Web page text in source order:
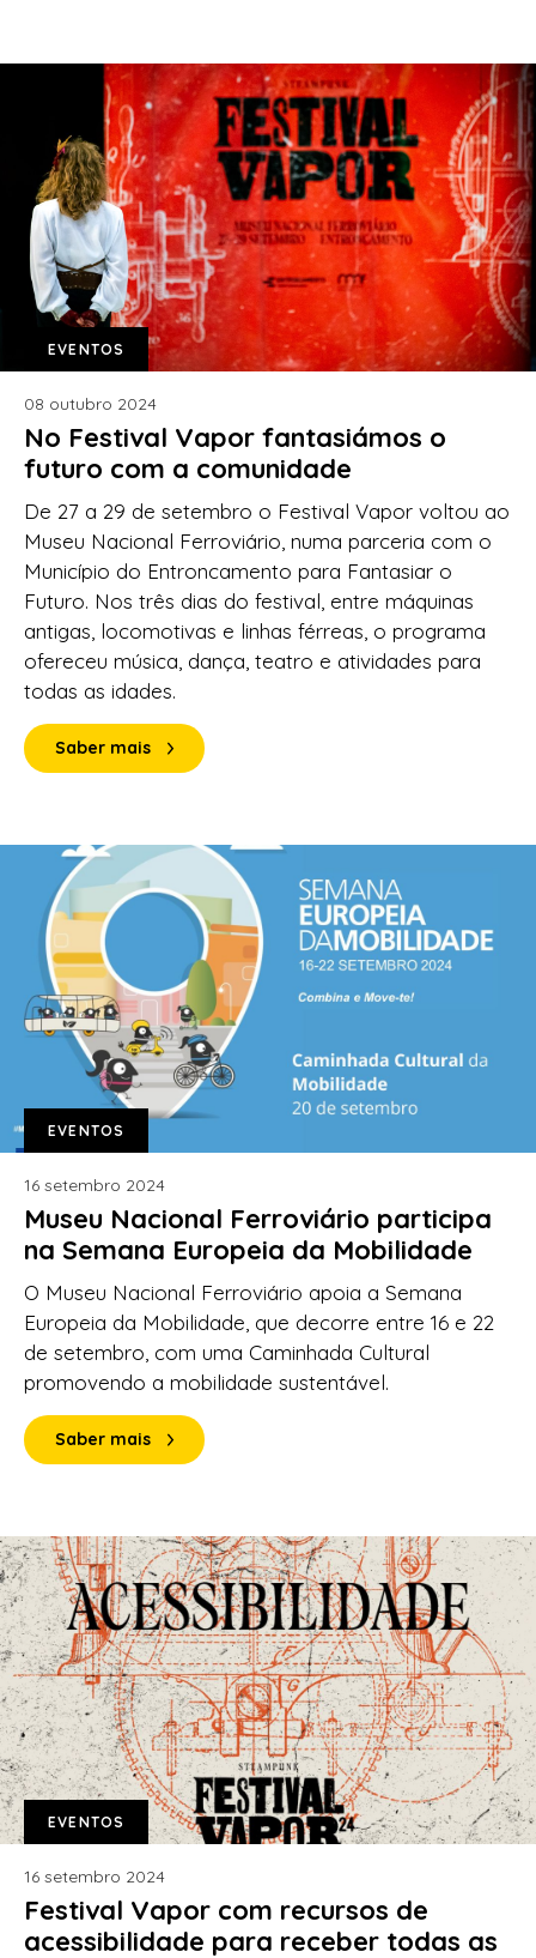
EVENTOS
08 outubro 2024
No Festival Vapor fantasiámos o
futuro com a comunidade
De 27 a 29 de setembro o Festival Vapor voltou ao
Museu Nacional Ferroviário, numa parceria com o
Município do Entroncamento para Fantasiar o
Futuro. Nos três dias do festival, entre máquinas
antigas, locomotivas e linhas férreas, o programa
ofereceu música, dança, teatro e atividades para
todas as idades.
Saber mais
EVENTOS
16 setembro 2024
Museu Nacional Ferroviário participa
na Semana Europeia da Mobilidade
O Museu Nacional Ferroviário apoia a Semana
Europeia da Mobilidade, que decorre entre 16 e 22
de setembro, com uma Caminhada Cultural
promovendo a mobilidade sustentável.
Saber mais
EVENTOS
16 setembro 2024
Festival Vapor com recursos de
acessibilidade para receber todas as